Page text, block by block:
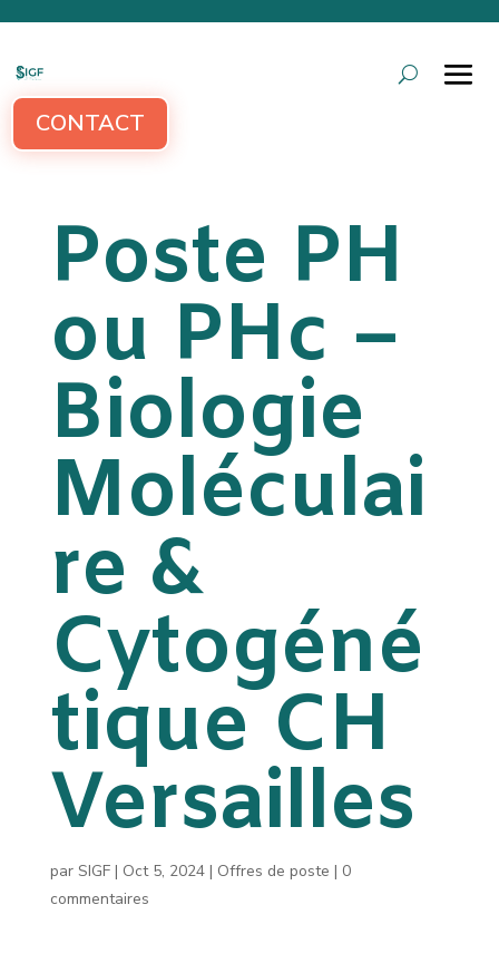
CONTACT
Poste PH
ou PHc –
Biologie
Moléculai
re &
Cytogéné
tique CH
Versailles
par SIGF| Oct 5, 2024| Offres de poste | 0
commentaires